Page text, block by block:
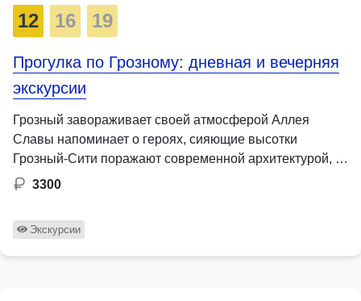
12 16 19
Прогулка по Грозному: дневная и вечерняя
экскурсии
Грозный завораживает своей атмосферой Аллея
Славы напоминает о героях, сияющие высотки
Грозный-Сити поражают современной архитектурой, …
3300
Экскурсии